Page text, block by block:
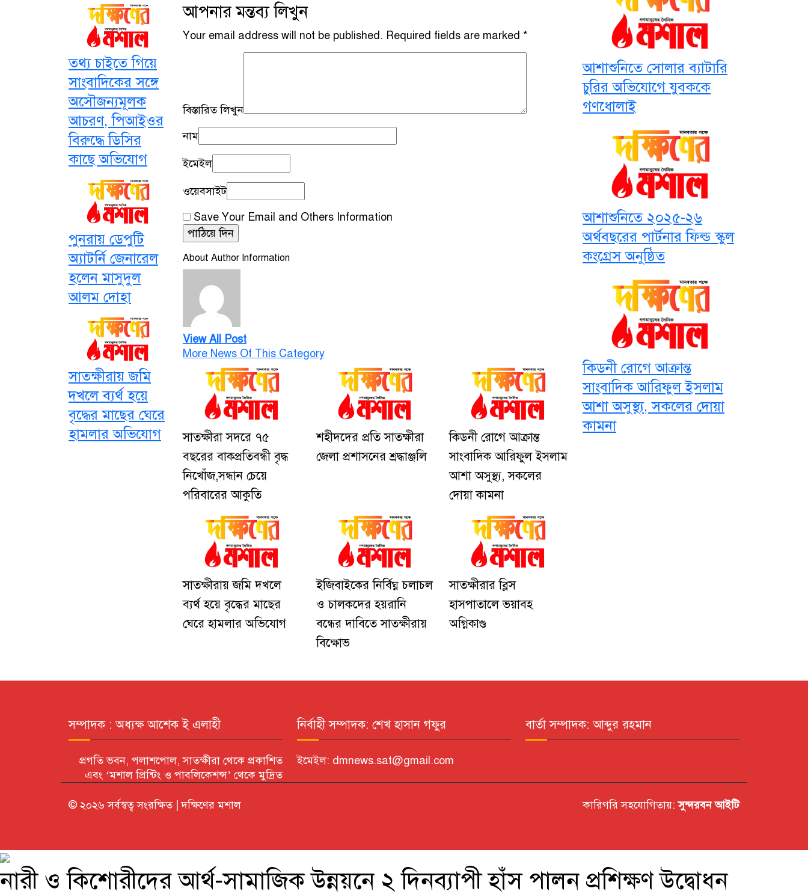
আপনার মন্তব্য লিখুন
Your email address will not be published. Required fields are marked *
বিস্তারিত লিখুন
নাম
ইমেইল
ওয়েবসাইট
Save Your Email and Others Information
About Author Information
View All Post
More News Of This Category
সাতক্ষীরা সদরে ৭৫
বছরের বাকপ্রতিবন্ধী বৃদ্ধ
নিখোঁজ,সন্ধান চেয়ে
পরিবারের আকুতি
শহীদদের প্রতি সাতক্ষীরা
জেলা প্রশাসনের শ্রদ্ধাঞ্জলি
কিডনী রোগে আক্রান্ত
সাংবাদিক আরিফুল ইসলাম
আশা অসুস্থ্য, সকলের
দোয়া কামনা
সাতক্ষীরায় জমি দখলে
ব্যর্থ হয়ে বৃদ্ধের মাছের
ঘেরে হামলার অভিযোগ
ইজিবাইকের নির্বিঘ্ন চলাচল
ও চালকদের হয়রানি
বন্ধের দাবিতে সাতক্ষীরায়
বিক্ষোভ
সাতক্ষীরার ব্লিস
হাসপাতালে ভয়াবহ
অগ্নিকাণ্ড
তথ্য চাইতে গিয়ে
সাংবাদিকের সঙ্গে
অসৌজন্যমূলক
আচরণ, পিআইওর
বিরুদ্ধে ডিসির
কাছে অভিযোগ
পুনরায় ডেপুটি
অ্যাটর্নি জেনারেল
হলেন মাসুদুল
আলম দোহা
সাতক্ষীরায় জমি
দখলে ব্যর্থ হয়ে
বৃদ্ধের মাছের ঘেরে
হামলার অভিযোগ
আশাশুনিতে সোলার ব্যাটারি
চুরির অভিযোগে যুবককে
গণধোলাই
আশাশুনিতে ২০২৫-২৬
অর্থবছরের পার্টনার ফিল্ড স্কুল
কংগ্রেস অনুষ্ঠিত
কিডনী রোগে আক্রান্ত
সাংবাদিক আরিফুল ইসলাম
আশা অসুস্থ্য, সকলের দোয়া
কামনা
সম্পাদক : অধ্যক্ষ আশেক ই এলাহী
প্রগতি ভবন, পলাশপোল, সাতক্ষীরা থেকে প্রকাশিত
এবং ‘মশাল প্রিন্টিং ও পাবলিকেশন্স’ থেকে মুদ্রিত
নির্বাহী সম্পাদক: শেখ হাসান গফুর
ইমেইল: dmnews.sat@gmail.com
বার্তা সম্পাদক: আব্দুর রহমান
© ২০২৬ সর্বস্বত্ব সংরক্ষিত | দক্ষিণের মশাল কারিগরি সহযোগিতায়:সুন্দরবন আইটি
নারী ও কিশোরীদের আর্থ-সামাজিক উন্নয়নে ২ দিনব্যাপী হাঁস পালন প্রশিক্ষণ উদ্বোধন